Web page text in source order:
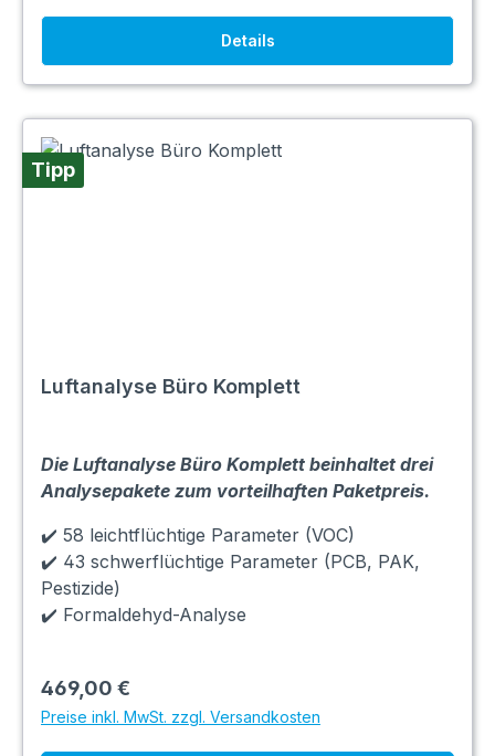
Details
Tipp
Luftanalyse Büro Komplett
Die Luftanalyse Büro Komplett beinhaltet drei
Analysepakete zum vorteilhaften Paketpreis.
✔️ 58 leichtflüchtige Parameter (VOC)
✔️ 43 schwerflüchtige Parameter (PCB, PAK,
Pestizide)
✔️ Formaldehyd-Analyse
469,00 €
Preise inkl. MwSt. zzgl. Versandkosten